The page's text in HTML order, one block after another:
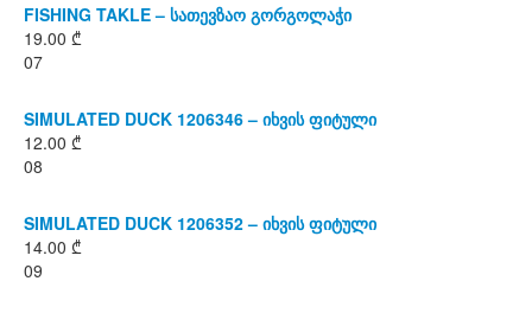
FISHING TAKLE – სათევზაო გორგოლაჭი
19.00 ₾
07
SIMULATED DUCK 1206346 – იხვის ფიტული
12.00 ₾
08
SIMULATED DUCK 1206352 – იხვის ფიტული
14.00 ₾
09